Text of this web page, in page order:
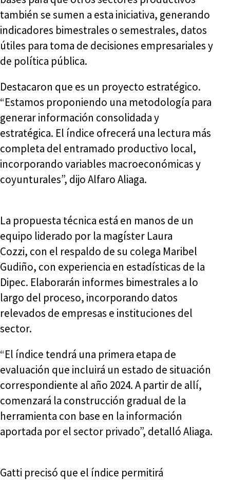
también se sumen a esta iniciativa, generando
indicadores bimestrales o semestrales, datos
útiles para toma de decisiones empresariales y
de política pública.
Destacaron que es un proyecto estratégico.
“Estamos proponiendo una metodología para
generar información consolidada y
estratégica. El índice ofrecerá una lectura más
completa del entramado productivo local,
incorporando variables macroeconómicas y
coyunturales”, dijo Alfaro Aliaga.
La propuesta técnica está en manos de un
equipo liderado por la magíster Laura
Cozzi, con el respaldo de su colega Maribel
Gudiño, con experiencia en estadísticas de la
Dipec. Elaborarán informes bimestrales a lo
largo del proceso, incorporando datos
relevados de empresas e instituciones del
sector.
“El índice tendrá una primera etapa de
evaluación que incluirá un estado de situación
correspondiente al año 2024. A partir de allí,
comenzará la construcción gradual de la
herramienta con base en la información
aportada por el sector privado”, detalló Aliaga.
Gatti precisó que el índice permitirá